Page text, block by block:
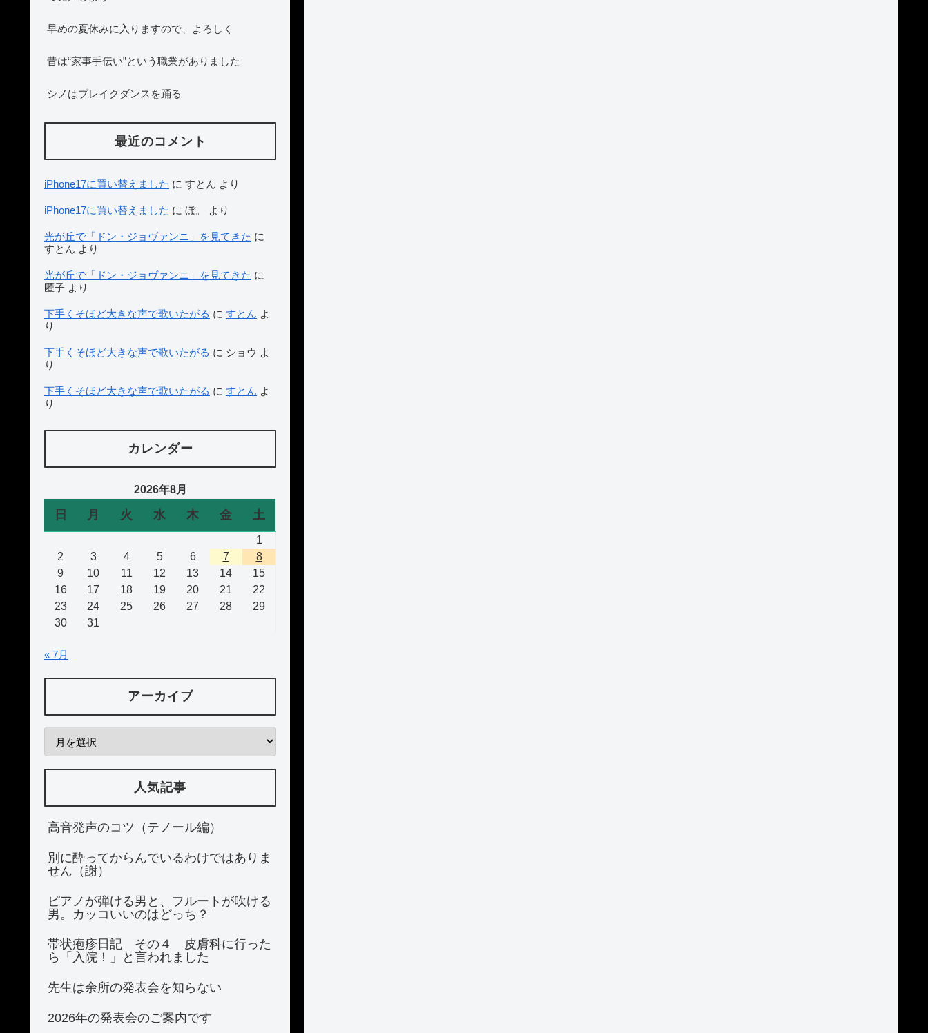
早めの夏休みに入りますので、よろしく
昔は“家事手伝い”という職業がありました
シノはブレイクダンスを踊る
最近のコメント
iPhone17に買い替えました に すとん より
iPhone17に買い替えました に ぼ。 より
光が丘で「ドン・ジョヴァンニ」を見てきた に
すとん より
光が丘で「ドン・ジョヴァンニ」を見てきた に
匿子 より
下手くそほど大きな声で歌いたがる に すとん よ
り
下手くそほど大きな声で歌いたがる に ショウ よ
り
下手くそほど大きな声で歌いたがる に すとん よ
り
カレンダー
2026年8月
日 月 火 水 木 金 土
1
2
3 4 5 6 7
8
9
10 11 12 13 14
15
16
17 18 19 20 21
22
23
24 25 26 27 28
29
30
31
« 7月
アーカイブ
人気記事
高音発声のコツ（テノール編）
別に酔ってからんでいるわけではありま
せん（謝）
ピアノが弾ける男と、フルートが吹ける
男。カッコいいのはどっち？
帯状疱疹日記 その４ 皮膚科に行った
ら「入院！」と言われました
先生は余所の発表会を知らない
2026年の発表会のご案内です